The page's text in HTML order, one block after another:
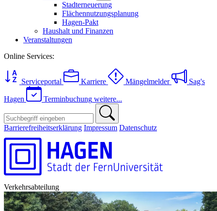
Stadterneuerung
Flächennutzungsplanung
Hagen-Pakt
Haushalt und Finanzen
Veranstaltungen
Online Services:
Serviceportal Karriere Mängelmelder Sag's
Hagen Terminbuchung weitere...
Barrierefreiheitserklärung Impressum Datenschutz
Verkehrsabteilung